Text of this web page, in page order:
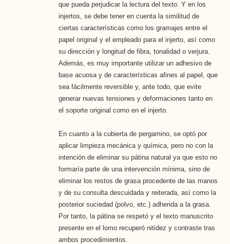
que pueda perjudicar la lectura del texto. Y en los
injertos, se debe tener en cuenta la similitud de
ciertas características como los gramajes entre el
papel original y el empleado para el injerto, así como
su dirección y longitud de fibra, tonalidad o verjura.
Además, es muy importante utilizar un adhesivo de
base acuosa y de características afines al papel, que
sea fácilmente reversible y, ante todo, que evite
generar nuevas tensiones y deformaciones tanto en
el soporte original como en el injerto.
En cuanto a la cubierta de pergamino, se optó por
aplicar limpieza mecánica y química, pero no con la
intención de eliminar su pátina natural ya que esto no
formaría parte de una intervención mínima, sino de
eliminar los restos de grasa procedente de las manos
y de su consulta descuidada y reiterada, así como la
posterior suciedad (polvo, etc.) adherida a la grasa.
Por tanto, la pátina se respetó y el texto manuscrito
presente en el lomo recuperó nitidez y contraste tras
ambos procedimientos.